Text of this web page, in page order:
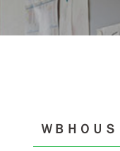
ＷＢＨＯＵ